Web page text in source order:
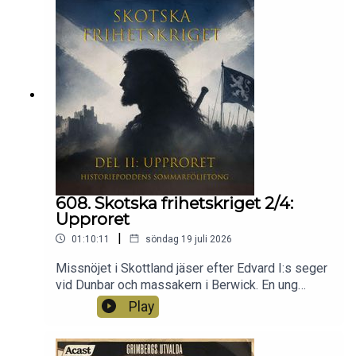
virvelvind av artiklar fulla av invektiv i landets
omfattande tidningsbransch. Det här får ni inte
missa, alla kulturbråk därefter har detta att mätas
mot.
608. Skotska frihetskriget 2/4:
Upproret
01:10:11 | söndag 19 juli 2026
Missnöjet i Skottland jäser efter Edvard I:s seger
vid Dunbar och massakern i Berwick. En ung
lågadlig man vid namn William Wallace träder
fram som gerillaledare i skogarna och lyckas
samla ett växande följe motståndsmän. Samtidigt
blossar andra uppror upp i olika delar av landet,
Play